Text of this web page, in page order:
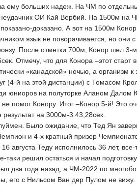
ему больших надеж. На ЧМ по
ОИ Кай Вербий. На 1500м на
доказано. А вот на 1500м
язык не поворачивается, но они
После отметки 700м, Конор шел
Отмечу, что для Конора –этот
«канадской» ночью, а организм к
(4-й на этой дистанции) с Томасом
юниоров на полуторке Аланом
помог Конору. Итог –Конор 5-й! Это
на 3000м-3.43,28сек.
Было ожидание, что Тед Ян
и 4-х кратный призер
Теду исполнилось 36 лет, все-
решил остаться и начал
два года назад, а ЧМ-2022 по
его с Нильсом Ван дер Пулом не